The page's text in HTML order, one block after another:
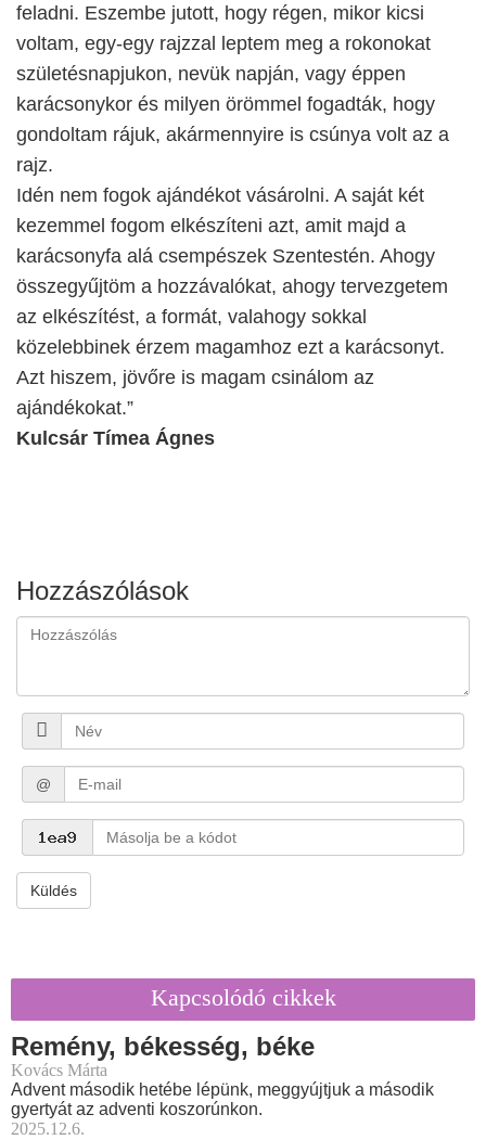
feladni. Eszembe jutott, hogy régen, mikor kicsi
voltam, egy-egy rajzzal leptem meg a rokonokat
születésnapjukon, nevük napján, vagy éppen
karácsonykor és milyen örömmel fogadták, hogy
gondoltam rájuk, akármennyire is csúnya volt az a
rajz.
Idén nem fogok ajándékot vásárolni. A saját két
kezemmel fogom elkészíteni azt, amit majd a
karácsonyfa alá csempészek Szentestén. Ahogy
összegyűjtöm a hozzávalókat, ahogy tervezgetem
az elkészítést, a formát, valahogy sokkal
közelebbinek érzem magamhoz ezt a karácsonyt.
Azt hiszem, jövőre is magam csinálom az
ajándékokat.”
Kulcsár Tímea Ágnes
Hozzászólások
@
Küldés
Kapcsolódó cikkek
Remény, békesség, béke
Kovács Márta
Advent második hetébe lépünk, meggyújtjuk a második
gyertyát az adventi koszorúnkon.
2025.12.6.